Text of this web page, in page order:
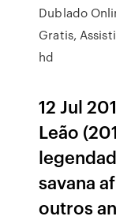
Dublado
Gratis,
hd
12 Jul
Leão
savana
outros